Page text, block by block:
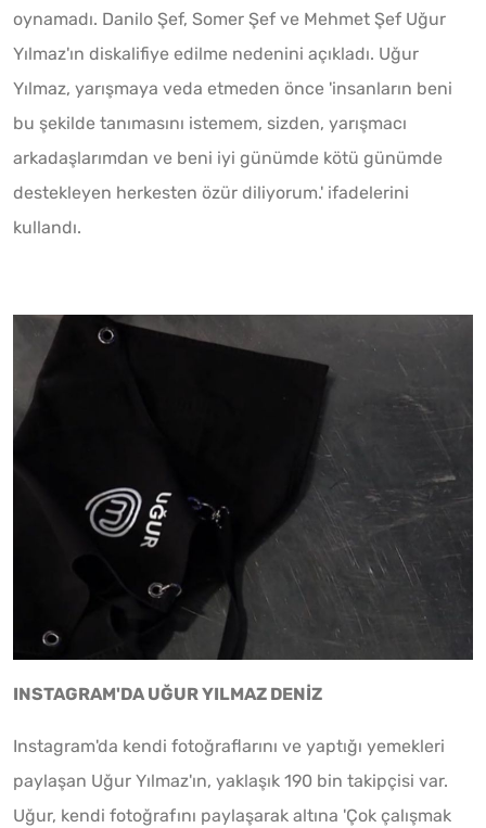
oynamadı. Danilo Şef, Somer Şef ve Mehmet Şef Uğur
Yılmaz'ın diskalifiye edilme nedenini açıkladı. Uğur
Yılmaz, yarışmaya veda etmeden önce 'insanların beni
bu şekilde tanımasını istemem, sizden, yarışmacı
arkadaşlarımdan ve beni iyi günümde kötü günümde
destekleyen herkesten özür diliyorum.' ifadelerini
kullandı.
INSTAGRAM'DA UĞUR YILMAZ DENİZ
Instagram'da kendi fotoğraflarını ve yaptığı yemekleri
paylaşan Uğur Yılmaz'ın, yaklaşık 190 bin takipçisi var.
Uğur, kendi fotoğrafını paylaşarak altına 'Çok çalışmak